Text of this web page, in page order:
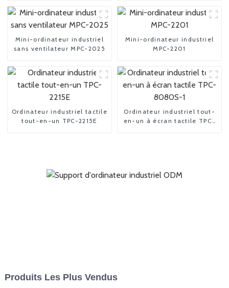
Mini-ordinateur industriel
sans ventilateur MPC-2025
Mini-ordinateur industriel
MPC-2201
Ordinateur industriel tactile
tout-en-un TPC-2215E
Ordinateur industriel tout-
en-un à écran tactile TPC-
Produits Les Plus Vendus